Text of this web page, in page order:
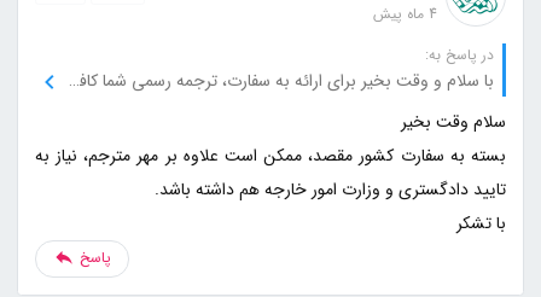
4 ماه پیش
در پاسخ به:
با سلام و وقت بخیر برای ارائه به سفارت، ترجمه رسمی شما کافیه یا باید جای دیگه هم تایید بشه؟
بسته به سفارت کشور مقصد، ممکن است علاوه بر مهر مترجم، نیاز به
با تشکر
پاسخ